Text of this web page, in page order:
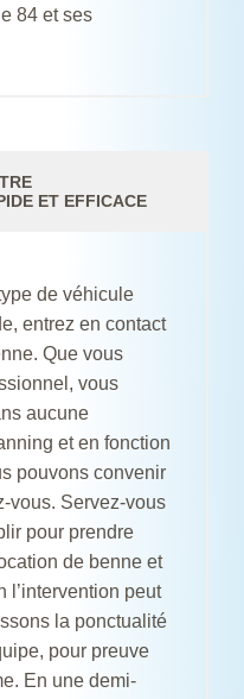
84 et ses
ET EFFICACE
de véhicule
entrez en contact
Que vous
vous
aucune
et en fonction
pouvons convenir
vous. Servez-vous
pour prendre
de benne et
l’intervention peut
la ponctualité
pour preuve
En une demi-